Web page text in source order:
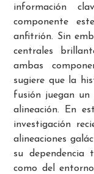
información
componente
anfitrión. Sin
centrales
ambas
sugiere que la
fusión juegan
alineación. En
investigación
alineaciones
su
como del